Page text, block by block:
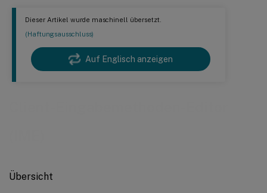
Dieser Artikel wurde maschinell übersetzt.
(Haftungsausschluss)
Auf Englisch anzeigen
Übersicht